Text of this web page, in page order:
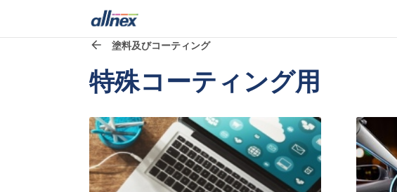
塗料及びコーティング
特殊コーティング用